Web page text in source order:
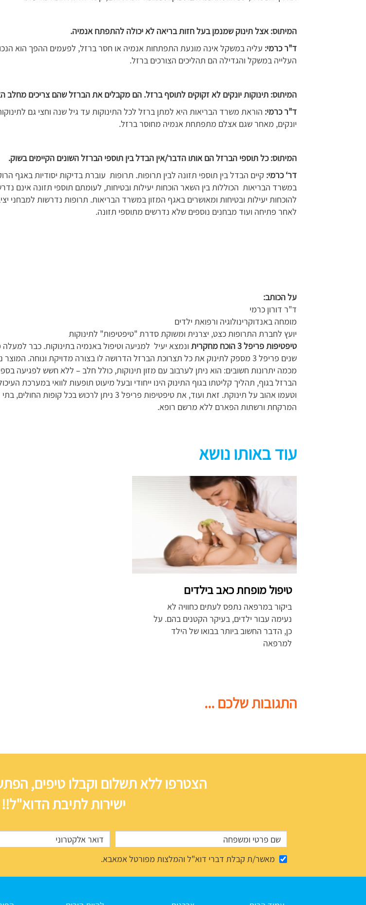
המיתוס: אצל תינוק שמנמן בעל חזות בריאה לא יכולה להתפתח אנמיה.
ד"ר כרמי: עליה במשקל אינה מונעת התפתחות אנמיה או חסר ברזל, לפעמים ההפך הוא
העלייה במשקל והגדילה הם תהליכים הצורכים ברזל.
המיתוס: תינוקות יונקים לא זקוקים לתוסף ברזל. הם מקבלים את הברזל שהם צריכים מחלב
ד"ר כרמי: הוראת משרד הבריאות היא למתן ברזל לכל התינוקות עד גיל שנה וחצי גם
יונקים, מאחר שגם אצלם מתפתחת אנמיה מחוסר ברזל.
המיתוס: כל תוספי הברזל הם אותו הדבר/אין הבדל בין תוספי הברזל השונים הקיימים בשוק.
דר‘ כרמי: קיים הבדל בין תוספי תזונה לבין תרופות. תרופות עוברת בדיקות יסודיות באגף
במשרד הבריאות הכוללות בין השאר הוכחות יעילות ובטיחות, לעומתם תוספי תזונה אינם
להוכחות יעילות ובטיחות ומאושרים באגף המזון במשרד הבריאות. תרופות נדרשות למבחני
לאחר פתיחה ועוד מבחנים נוספים שלא נדרשים מתוספי תזונה.
על הכותב:
ד"ר דורון כרמי
מומחה באנדוקרינולוגיה ורפואת ילדים
יועץ לחברת התרופות כצט, יצרנית ומשוקת סדרת "טיפטיפות" לתינוקות
טיפטיפות פריפל 3
הוכח מחקרית
שנים פריפל 3 מספק לתינוק את כל תצרוכת הברזל הדרושה לו בצורה מדויקת ונוחה. המוצר
מכמה יתרונות חשובים: הוא ניתן לערבוב עם מזון תינוקות, כולל חלב – ללא חשש לפגיעה
הברזל בגוף, תהליך קליטתו בגוף התינוק הינו ייחודי ובעל מיעוט תופעות לוואי במערכת
וטעמו אהוב על תינוקת. זאת ועוד, את טיפטיפות פריפל 3 ניתן לרכוש בכל קופות החולים, בתי
המרקחת ורשתות הפארם ללא מרשם רופא.
עוד באותו נושא
טיפול מופחת כאב בילדים
ביקור במרפאה נתפס לעתים כחוויה לא
נעימה עבור ילדים, בעיקר הקטנים בהם. על
כן, הדבר החשוב ביותר בבואו של הילד
למרפאה
התגובות שלכם ...
הצטרפו ללא תשלום וקבלו טיפים,
ישירות לתיבת
מאשר/ת קבלת דברי דוא"ל והמלצות מפורטל אמאבא.